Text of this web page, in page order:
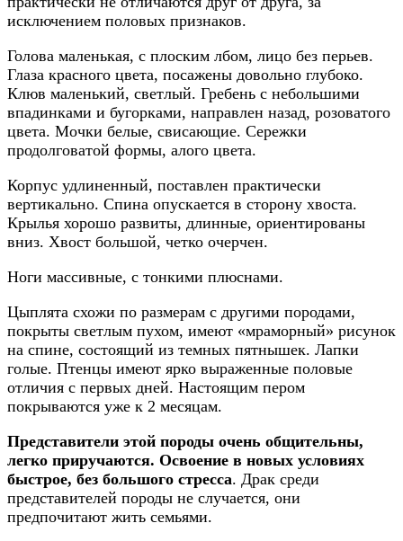
исключением половых признаков.
Голова маленькая, с плоским лбом, лицо без перьев.
Глаза красного цвета, посажены довольно глубоко.
Клюв маленький, светлый. Гребень с небольшими
впадинками и бугорками, направлен назад, розоватого
цвета. Мочки белые, свисающие. Сережки
продолговатой формы, алого цвета.
Корпус удлиненный, поставлен практически
вертикально. Спина опускается в сторону хвоста.
Крылья хорошо развиты, длинные, ориентированы
вниз. Хвост большой, четко очерчен.
Ноги массивные, с тонкими плюснами.
Цыплята схожи по размерам с другими породами,
покрыты светлым пухом, имеют «мраморный» рисунок
на спине, состоящий из темных пятнышек. Лапки
голые. Птенцы имеют ярко выраженные половые
отличия с первых дней. Настоящим пером
покрываются уже к 2 месяцам.
Представители этой породы очень общительны,
легко приручаются. Освоение в новых условиях
быстрое, без большого стресса. Драк среди
представителей породы не случается, они
предпочитают жить семьями.